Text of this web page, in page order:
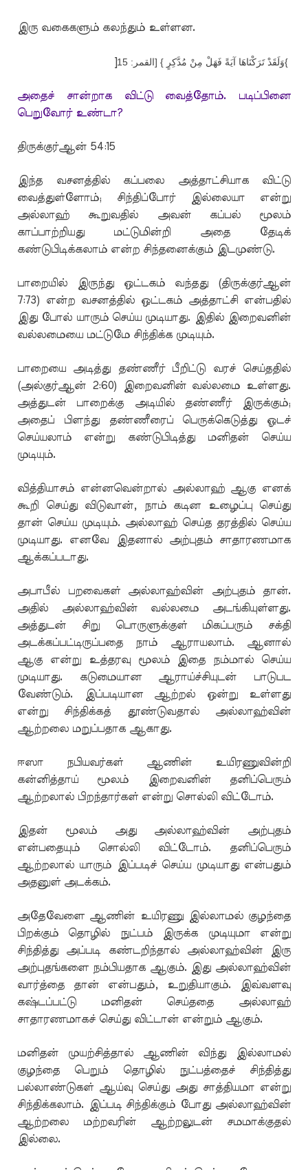
இரு வகைகளும் கலந்தும் உள்ளன.
{وَلَقَدْ تَرَكْنَاهَا آيَةً فَهَلْ مِنْ مُدَّكِرٍ } [القمر: 15 ]
அதைச் சான்றாக விட்டு வைத்தோம். படிப்பினை
பெறுவோர் உண்டா?
திருக்குர்ஆன் 54:15
இந்த வசனத்தில் கப்பலை அத்தாட்சியாக விட்டு
வைத்துள்ளோம்; சிந்திப்போர் இல்லையா என்று
அல்லாஹ் கூறுவதில் அவன் கப்பல் மூலம்
காப்பாற்றியது மட்டுமின்றி அதை தேடிக்
கண்டுபிடிக்கலாம் என்ற சிந்தனைக்கும் இடமுண்டு.
பாறையில் இருந்து ஒட்டகம் வந்தது (திருக்குர்ஆன்
7:73) என்ற வசனத்தில் ஒட்டகம் அத்தாட்சி என்பதில்
இது போல் யாரும் செய்ய முடியாது. இதில் இறைவனின்
வல்லமையை மட்டுமே சிந்திக்க முடியும்.
பாறையை அடித்து தண்ணீர் பீறிட்டு வரச் செய்ததில்
(அல்குர்ஆன் 2:60) இறைவனின் வல்லமை உள்ளது.
அத்துடன் பாறைக்கு அடியில் தண்ணீர் இருக்கும்;
அதைப் பிளந்து தண்ணீரைப் பெருக்கெடுத்து ஓடச்
செய்யலாம் என்று கண்டுபிடித்து மனிதன் செய்ய
முடியும்.
வித்தியாசம் என்னவென்றால் அல்லாஹ் ஆகு எனக்
கூறி செய்து விடுவான், நாம் கடின உழைப்பு செய்து
தான் செய்ய முடியும். அல்லாஹ் செய்த தரத்தில் செய்ய
முடியாது. எனவே இதனால் அற்புதம் சாதாரணமாக
ஆக்கப்படாது.
அபாபீல் பறவைகள் அல்லாஹ்வின் அற்புதம் தான்.
அதில் அல்லாஹ்வின் வல்லமை அடங்கியுள்ளது.
அத்துடன் சிறு பொருளுக்குள் மிகப்பரும் சக்தி
அடக்கப்பட்டிருப்பதை நாம் ஆராயலாம். ஆனால்
ஆகு என்று உத்தரவு மூலம் இதை நம்மால் செய்ய
முடியாது. கடுமையான ஆராய்ச்சியுடன் பாடுபட
வேண்டும். இப்படியான ஆற்றல் ஒன்று உள்ளது
என்று சிந்திக்கத் தூண்டுவதால் அல்லாஹ்வின்
ஆற்றலை மறுப்பதாக ஆகாது.
ஈஸா நபியவர்கள் ஆணின் உயிரணுவின்றி
கன்னித்தாய் மூலம் இறைவனின் தனிப்பெரும்
ஆற்றலால் பிறந்தார்கள் என்று சொல்லி விட்டோம்.
இதன் மூலம் அது அல்லாஹ்வின் அற்புதம்
என்பதையும் சொல்லி விட்டோம். தனிப்பெரும்
ஆற்றலால் யாரும் இப்படிச் செய்ய முடியாது என்பதும்
அதனுள் அடக்கம்.
அதேவேளை ஆணின் உயிரணு இல்லாமல் குழந்தை
பிறக்கும் தொழில் நுட்பம் இருக்க முடியுமா என்று
சிந்தித்து அப்படி கண்டறிந்தால் அல்லாஹ்வின் இரு
அற்புதங்களை நம்பியதாக ஆகும். இது அல்லாஹ்வின்
வார்த்தை தான் என்பதும், உறுதியாகும். இவ்வளவு
கஷ்டப்பட்டு மனிதன் செய்ததை அல்லாஹ்
சாதாரணமாகச் செய்து விட்டான் என்றும் ஆகும்.
மனிதன் முயற்சித்தால் ஆணின் விந்து இல்லாமல்
குழந்தை பெறும் தொழில் நுட்பத்தைச் சிந்தித்து
பல்லாண்டுகள் ஆய்வு செய்து அது சாத்தியமா என்று
சிந்திக்கலாம். இப்படி சிந்திக்கும் போது அல்லாஹ்வின்
ஆற்றலை மற்றவரின் ஆற்றலுடன் சமமாக்குதல்
இல்லை.